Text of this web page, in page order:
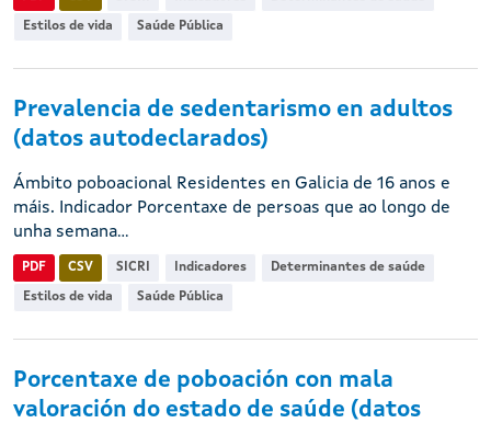
Estilos de vida Saúde Pública
Prevalencia de sedentarismo en adultos
(datos autodeclarados)
Ámbito poboacional Residentes en Galicia de 16 anos e
máis. Indicador Porcentaxe de persoas que ao longo de
unha semana...
PDF CSV SICRI Indicadores Determinantes de saúde
Estilos de vida Saúde Pública
Porcentaxe de poboación con mala
valoración do estado de saúde (datos